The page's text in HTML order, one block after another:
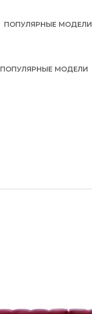
ПОПУЛЯРНЫЕ МОДЕЛИ
ПОПУЛЯРНЫЕ МОДЕЛИ